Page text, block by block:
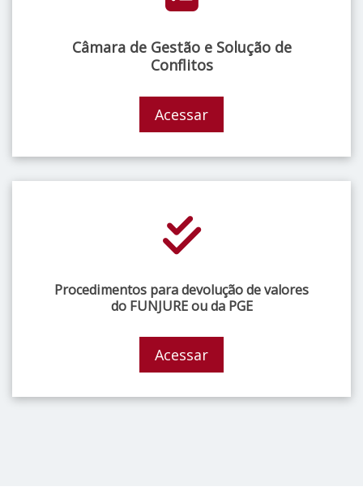
Câmara de Gestão e Solução de
Conflitos
Acessar
Procedimentos para devolução de valores
do FUNJURE ou da PGE
Acessar